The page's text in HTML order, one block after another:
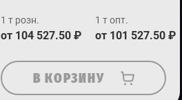
1 т розн.
от 104 527.50 ₽
1 т опт.
от 101 527.50 ₽
В КОРЗИНУ